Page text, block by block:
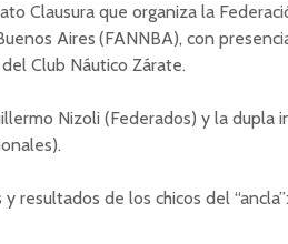
Clausura que organiza la
Aires (FANNBA), con
Club Náutico Zárate.
Nizoli (Federados) y la dupla
resultados de los chicos del “ancla”: